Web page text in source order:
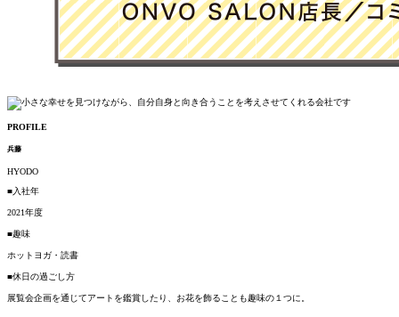
PROFILE
兵藤
HYODO
■入社年
2021年度
■趣味
ホットヨガ・読書
■休日の過ごし方
展覧会企画を通じてアートを鑑賞したり、お花を飾ることも趣味の１つに。